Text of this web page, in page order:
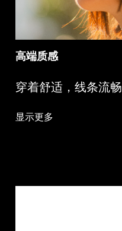
高端质感
穿着舒适，线条流畅
显示更多